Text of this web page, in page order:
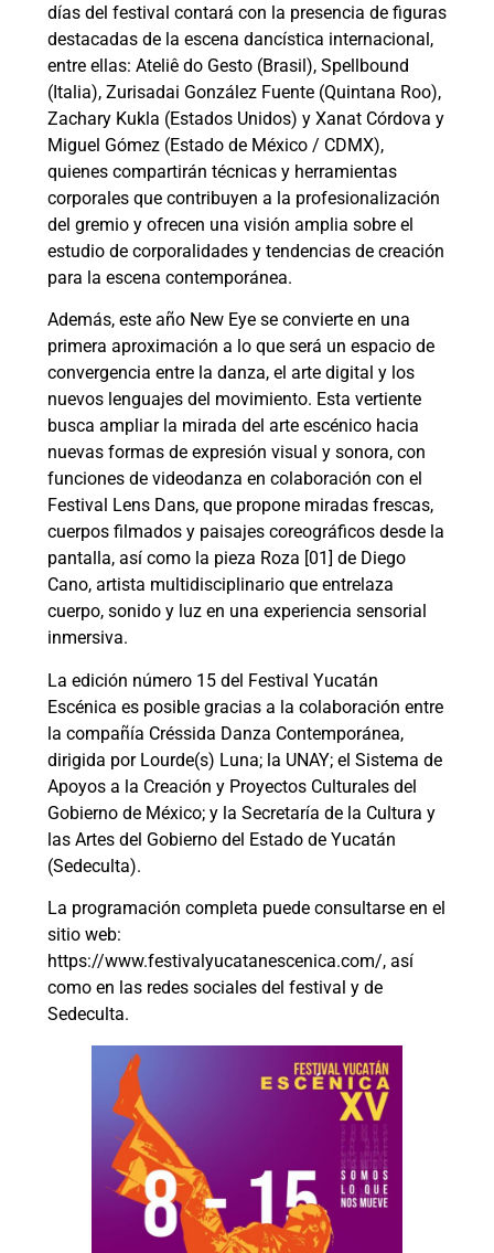
días del festival contará con la presencia de figuras
destacadas de la escena dancística internacional,
entre ellas: Ateliê do Gesto (Brasil), Spellbound
(Italia), Zurisadai González Fuente (Quintana Roo),
Zachary Kukla (Estados Unidos) y Xanat Córdova y
Miguel Gómez (Estado de México / CDMX),
quienes compartirán técnicas y herramientas
corporales que contribuyen a la profesionalización
del gremio y ofrecen una visión amplia sobre el
estudio de corporalidades y tendencias de creación
para la escena contemporánea.
Además, este año New Eye se convierte en una
primera aproximación a lo que será un espacio de
convergencia entre la danza, el arte digital y los
nuevos lenguajes del movimiento. Esta vertiente
busca ampliar la mirada del arte escénico hacia
nuevas formas de expresión visual y sonora, con
funciones de videodanza en colaboración con el
Festival Lens Dans, que propone miradas frescas,
cuerpos filmados y paisajes coreográficos desde la
pantalla, así como la pieza Roza [01] de Diego
Cano, artista multidisciplinario que entrelaza
cuerpo, sonido y luz en una experiencia sensorial
inmersiva.
La edición número 15 del Festival Yucatán
Escénica es posible gracias a la colaboración entre
la compañía Créssida Danza Contemporánea,
dirigida por Lourde(s) Luna; la UNAY; el Sistema de
Apoyos a la Creación y Proyectos Culturales del
Gobierno de México; y la Secretaría de la Cultura y
las Artes del Gobierno del Estado de Yucatán
(Sedeculta).
La programación completa puede consultarse en el
sitio web:
https://www.festivalyucatanescenica.com/, así
como en las redes sociales del festival y de
Sedeculta.